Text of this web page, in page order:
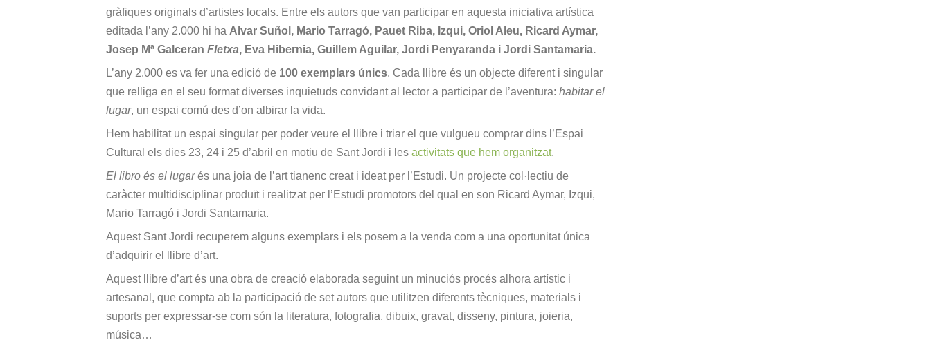
gràfiques originals d’artistes locals. Entre els autors que van participar en aquesta iniciativa artística
editada l’any 2.000 hi ha Alvar Suñol, Mario Tarragó, Pauet Riba, Izqui, Oriol Aleu, Ricard Aymar,
Josep Mª Galceran Fletxa, Eva Hibernia, Guillem Aguilar, Jordi Penyaranda i Jordi Santamaria.
L’any 2.000 es va fer una edició de 100 exemplars únics. Cada llibre és un objecte diferent i singular
que relliga en el seu format diverses inquietuds convidant al lector a participar de l’aventura: habitar el
lugar, un espai comú des d’on albirar la vida.
Hem habilitat un espai singular per poder veure el llibre i triar el que vulgueu comprar dins l’Espai
Cultural els dies 23, 24 i 25 d’abril en motiu de Sant Jordi i les activitats que hem organitzat.
El libro és el lugarés una joia de l’art tianenc creat i ideat per l’Estudi. Un projecte col·lectiu de
caràcter multidisciplinar produït i realitzat per l’Estudi promotors del qual en son Ricard Aymar, Izqui,
Mario Tarragó i Jordi Santamaria.
Aquest Sant Jordi recuperem alguns exemplars i els posem a la venda com a una oportunitat única
d’adquirir el llibre d’art.
Aquest llibre d’art és una obra de creació elaborada seguint un minuciós procés alhora artístic i
artesanal, que compta ab la participació de set autors que utilitzen diferents tècniques, materials i
suports per expressar-se com són la literatura, fotografia, dibuix, gravat, disseny, pintura, joieria,
música…